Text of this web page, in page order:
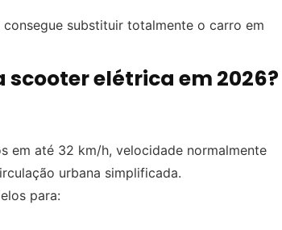
substituir totalmente o carro em
elétrica em 2026?
em até 32 km/h, velocidade normalmente
urbana simplificada.
para: